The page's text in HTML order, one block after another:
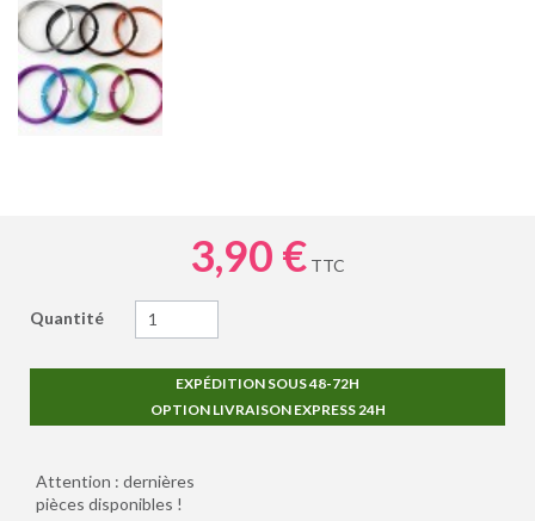
3,90 € TTC
Quantité
EXPÉDITION SOUS 48-72H
OPTION LIVRAISON EXPRESS 24H
Attention : dernières
pièces disponibles !